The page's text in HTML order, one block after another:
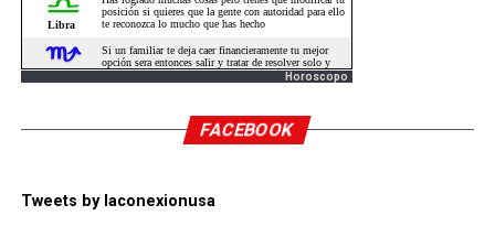
Horoscopo
FACEBOOK
Tweets by laconexionusa